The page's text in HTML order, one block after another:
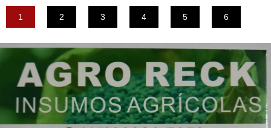
1 2 3 4 5 6